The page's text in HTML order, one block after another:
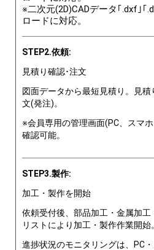
※二次元(2D)CADデータ｢.dxf｣｢
ロードに対応。
STEP2.依頼:
見積り確認･注文
図面データから最短見積り。見
文(発注)。
※会員専用の管理画面(PC、スマ
確認可能。
STEP3.製作:
加工・製作を開始
依頼受付後、部品加工・金属加工
リストにより加工・製作作業開始。
進捗状況のモニタリングは、PC